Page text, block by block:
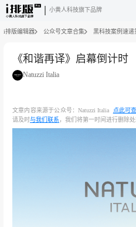
小黄人科技旗下品牌
i排版编辑器 公众号文章合集 黑科技案例速递
《和谐再译》启幕倒计时
Natuzzi Italia
文章内容来源于公众号：Natuzzi Italia 点此可
请及时与我们联系 ，我们将第一时间进行删除处